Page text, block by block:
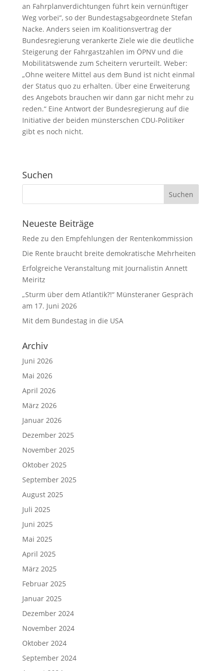
an Fahrplanverdichtungen führt kein vernünftiger
Weg vorbei“, so der Bundestagsabgeordnete Stefan
Nacke. Anders seien im Koalitionsvertrag der
Bundesregierung verankerte Ziele wie die deutliche
Steigerung der Fahrgastzahlen im ÖPNV und die
Mobilitätswende zum Scheitern verurteilt. Weber:
„Ohne weitere Mittel aus dem Bund ist nicht einmal
der Status quo zu erhalten. Über eine Erweiterung
des Angebots brauchen wir dann gar nicht mehr zu
reden.“ Eine Antwort der Bundesregierung auf die
Initiative der beiden münsterschen CDU-Politiker
gibt es noch nicht.
Suchen
Neueste Beiträge
Rede zu den Empfehlungen der Rentenkommission
Die Rente braucht breite demokratische Mehrheiten
Erfolgreiche Veranstaltung mit Journalistin Annett
Meiritz
„Sturm über dem Atlantik?!“ Münsteraner Gespräch
am 17. Juni 2026
Mit dem Bundestag in die USA
Archiv
Juni 2026
Mai 2026
April 2026
März 2026
Januar 2026
Dezember 2025
November 2025
Oktober 2025
September 2025
August 2025
Juli 2025
Juni 2025
Mai 2025
April 2025
März 2025
Februar 2025
Januar 2025
Dezember 2024
November 2024
Oktober 2024
September 2024